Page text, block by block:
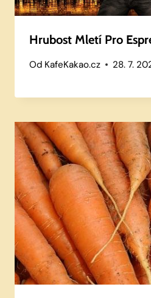
Hrubost Mletí Pro
Od KafeKakao.cz 28. 7.